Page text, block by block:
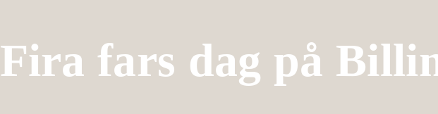
Fira fars dag på